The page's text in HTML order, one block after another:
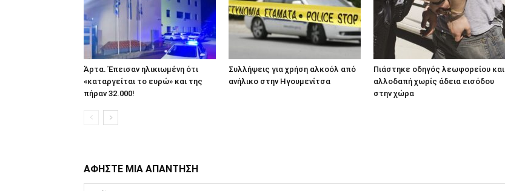
Άρτα. Έπεισαν ηλικιωμένη ότι
«καταργείται το ευρώ» και της
πήραν 32.000!
Συλλήψεις για χρήση αλκοόλ από
ανήλικο στην Ηγουμενίτσα
Πιάστηκε οδηγός λεωφορείου και
αλλοδαπή χωρίς άδεια εισόδου
στην χώρα
ΑΦΗΣΤΕ ΜΙΑ ΑΠΑΝΤΗΣΗ